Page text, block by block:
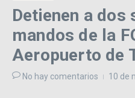
Detienen a dos
mandos de la
Aeropuerto de
No hay comentarios 10 de